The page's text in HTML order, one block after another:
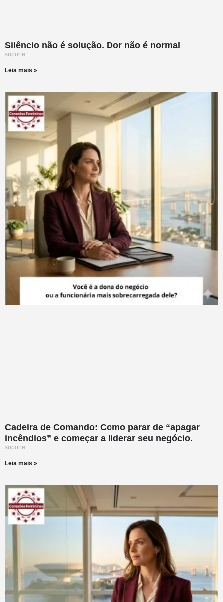
Silêncio não é solução. Dor não é normal
suporte
Leia mais »
Cadeira de Comando: Como parar de “apagar
incêndios” e começar a liderar seu negócio.
suporte
Leia mais »